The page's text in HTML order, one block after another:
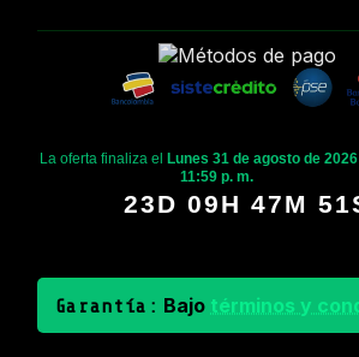
La oferta finaliza el
Lunes 31 de agosto de
11:59 p. m.
23D 09H 47M
Garantía: Bajo términos y